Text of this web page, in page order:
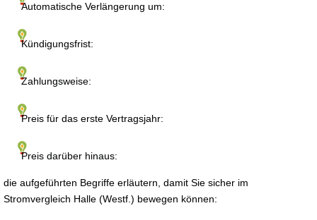
Automatische Verlängerung um:
Kündigungsfrist:
Zahlungsweise:
Preis für das erste Vertragsjahr:
Preis darüber hinaus:
die aufgeführten Begriffe erläutern, damit Sie sicher im
Stromvergleich Halle (Westf.) bewegen können: